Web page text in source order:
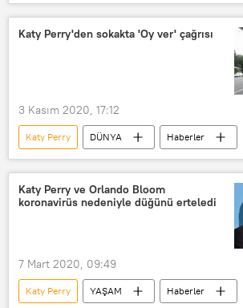
ABD
Joe Biden
Tom Hanks
Orlando Bloom
Demi Lovato
Katy Perry'den sokakta 'Oy ver' çağrısı
3 Kasım 2020, 17:12
Katy Perry DÜNYA
Haberler
YAŞAM
ABD ABD seçimleri
Katy Perry ve Orlando Bloom
koronavirüs nedeniyle düğünü erteledi
7 Mart 2020, 09:49
Katy Perry YAŞAM
Haberler